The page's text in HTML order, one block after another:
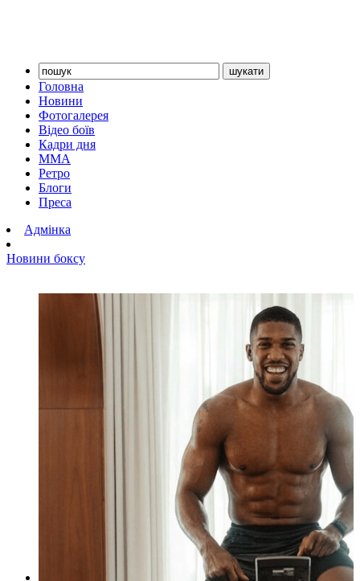
Головна
Новини
Фотогалерея
Відео боїв
Кадри дня
ММА
Ретро
Блоги
Преса
Адмінка
Новини боксу